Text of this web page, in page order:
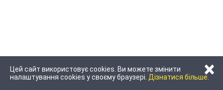
Цей сайт використовує cookies. Ви можете змінити
налаштування cookies у своєму браузері. Дізнатися більше.×